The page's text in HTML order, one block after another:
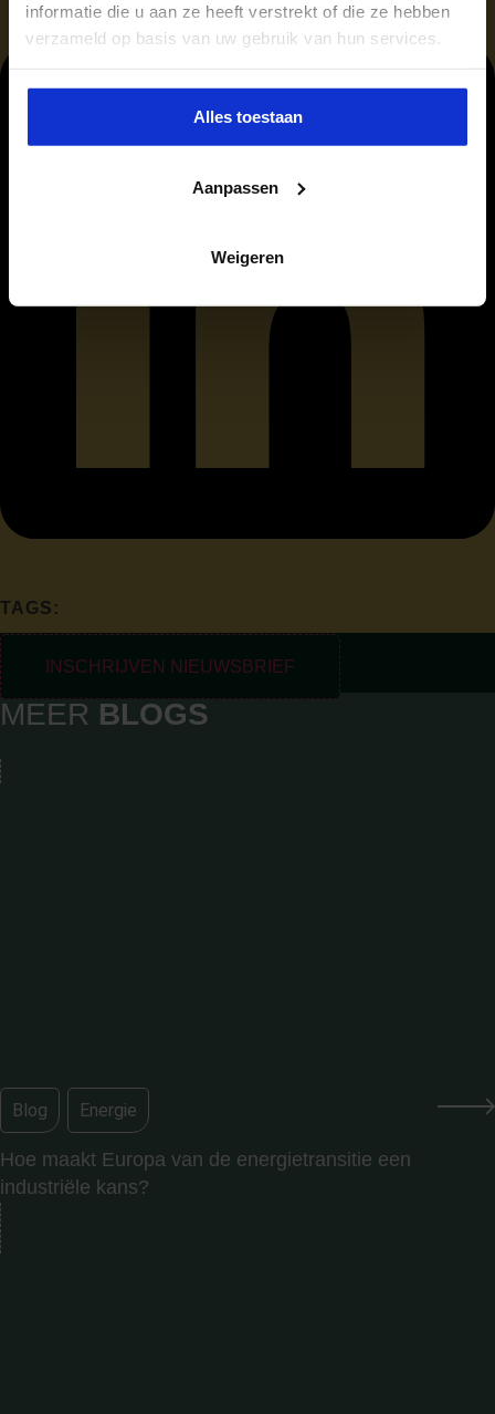
informatie die u aan ze heeft verstrekt of die ze hebben
verzameld op basis van uw gebruik van hun services.
Alles toestaan
Aanpassen
Weigeren
TAGS:
INSCHRIJVEN NIEUWSBRIEF
MEER BLOGS
Blog Energie
Hoe maakt Europa van de energietransitie een
industriële kans?